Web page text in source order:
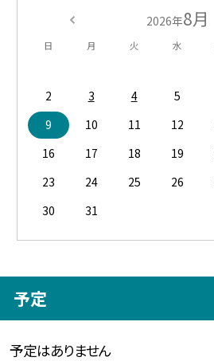
2026年8月
日 月 火 水
2
3 4 5
9
10 11 12
16
17 18 19
23
24 25 26
30
31
予定
予定はありません